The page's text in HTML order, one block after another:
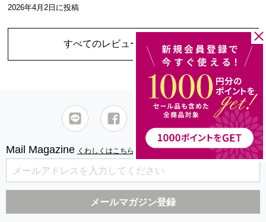
2026年4月2日 に投稿
すべてのレビューを見る（1件）
Mail Magazine くわしくはこちら